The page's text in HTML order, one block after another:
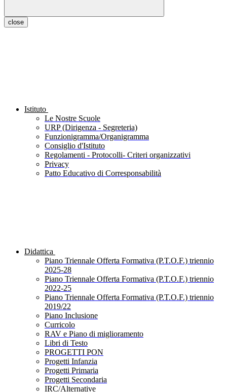
close
Istituto
Le Nostre Scuole
URP (Dirigenza - Segreteria)
Funzionigramma/Organigramma
Consiglio d'Istituto
Regolamenti - Protocolli- Criteri organizzativi
Privacy
Patto Educativo di Corresponsabilità
Didattica
Piano Triennale Offerta Formativa (P.T.O.F.) triennio
2025-28
Piano Triennale Offerta Formativa (P.T.O.F.) triennio
2022-25
Piano Triennale Offerta Formativa (P.T.O.F.) triennio
2019/22
Piano Inclusione
Curricolo
RAV e Piano di miglioramento
Libri di Testo
PROGETTI PON
Progetti Infanzia
Progetti Primaria
Progetti Secondaria
IRC/Alternative